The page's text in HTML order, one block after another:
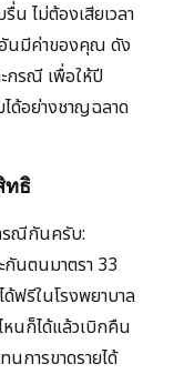
น ไม่ต้องเสียเวลา
อันมีค่าของคุณ ดัง
กรณี เพื่อให้ปี
ด้อย่างชาญฉลาด
ทธิ
รณีกันครับ:
กันตนมาตรา 33
ด้ฟรีในโรงพยาบาล
หนก็ได้แล้วเบิกคืน
การขาดรายได้